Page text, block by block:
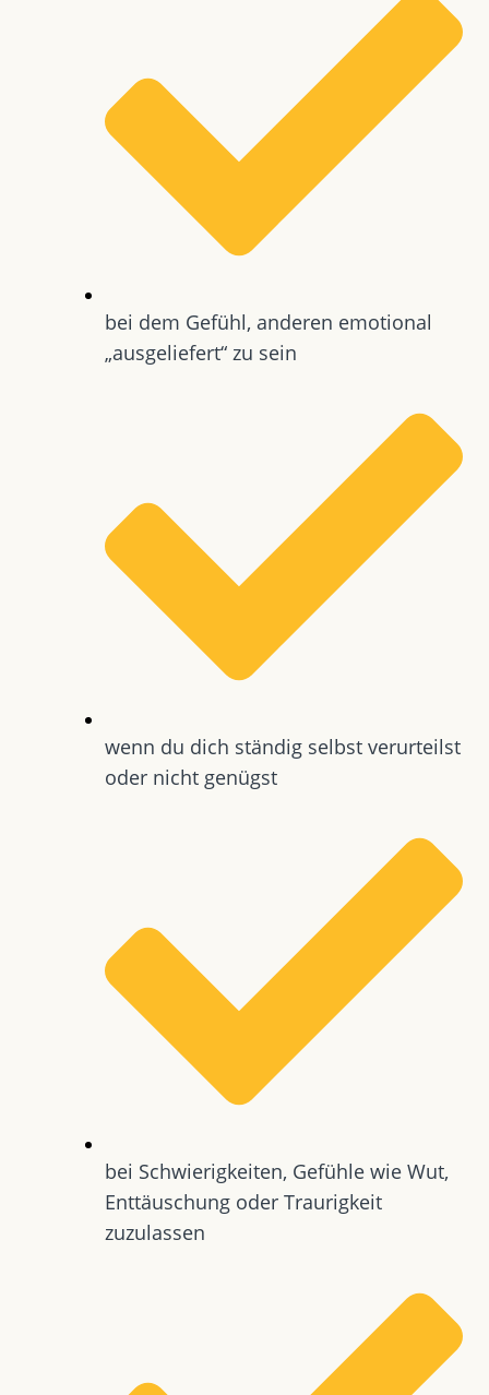
bei dem Gefühl, anderen emotional
„ausgeliefert“ zu sein
wenn du dich ständig selbst verurteilst
oder nicht genügst
bei Schwierigkeiten, Gefühle wie Wut,
Enttäuschung oder Traurigkeit
zuzulassen